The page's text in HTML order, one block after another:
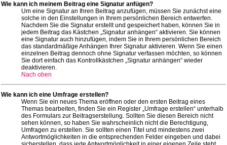
Wie kann ich meinem Beitrag eine Signatur anfügen?
Um eine Signatur an Ihren Beitrag anzufügen, müssen Sie zunächst eine
solche in den Einstellungen in Ihrem persönlichen Bereich entwerfen.
Nachdem Sie die Signatur erstellt und gespeichert haben, können Sie in
jedem Beitrag das Kästchen „Signatur anhängen“ aktivieren. Sie können
eine Signatur auch hinzufügen, indem Sie in Ihrem persönlichen Bereich
das standardmäßige Anhängen Ihrer Signatur aktivieren. Wenn Sie einen
einzelnen Beitrag dennoch ohne Signatur verfassen möchten, so können
Sie dort einfach das Kontrollkästchen „Signatur anhängen“ wieder
deaktivieren.
Nach oben
Wie kann ich eine Umfrage erstellen?
Wenn Sie ein neues Thema eröffnen oder den ersten Beitrag eines
Themas bearbeiten, finden Sie ein Register „Umfrage erstellen“ unterhalb
des Formulars zur Beitragserstellung. Sollten Sie diesen Bereich nicht
sehen können, so haben Sie wahrscheinlich nicht die Berechtigung,
Umfragen zu erstellen. Sie sollten einen Titel und mindestens zwei
Antwortmöglichkeiten in die entsprechenden Felder eingeben und dabei